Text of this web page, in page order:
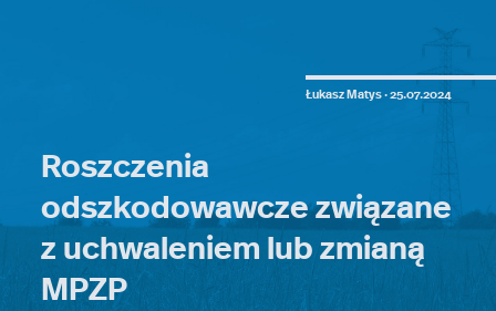
Łukasz Matys ·25.07.2024
Roszczenia
odszkodowawcze związane
z uchwaleniem lub zmianą
MPZP